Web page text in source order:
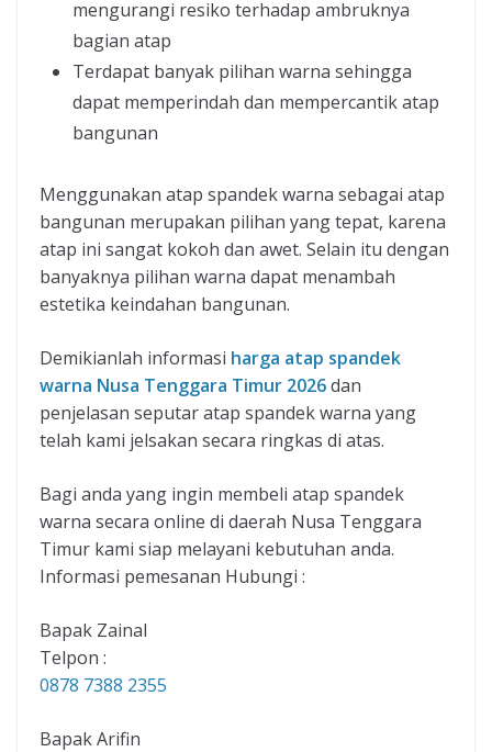
mengurangi resiko terhadap ambruknya
bagian atap
Terdapat banyak pilihan warna sehingga
dapat memperindah dan mempercantik atap
bangunan
Menggunakan atap spandek warna sebagai atap
bangunan merupakan pilihan yang tepat, karena
atap ini sangat kokoh dan awet. Selain itu dengan
banyaknya pilihan warna dapat menambah
estetika keindahan bangunan.
Demikianlah informasi harga atap spandek
warna Nusa Tenggara Timur 2026dan
penjelasan seputar atap spandek warna yang
telah kami jelsakan secara ringkas di atas.
Bagi anda yang ingin membeli atap spandek
warna secara online di daerah Nusa Tenggara
Timur kami siap melayani kebutuhan anda.
Informasi pemesanan Hubungi :
Bapak Zainal
Telpon :
0878 7388 2355
Bapak Arifin